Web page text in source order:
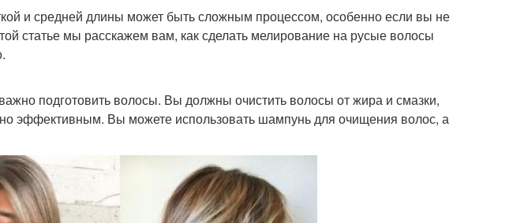
и средней длины может быть сложным процессом, особенно если вы не
статье мы расскажем вам, как сделать мелирование на русые волосы
подготовить волосы. Вы должны очистить волосы от жира и смазки,
эффективным. Вы можете использовать шампунь для очищения волос, а